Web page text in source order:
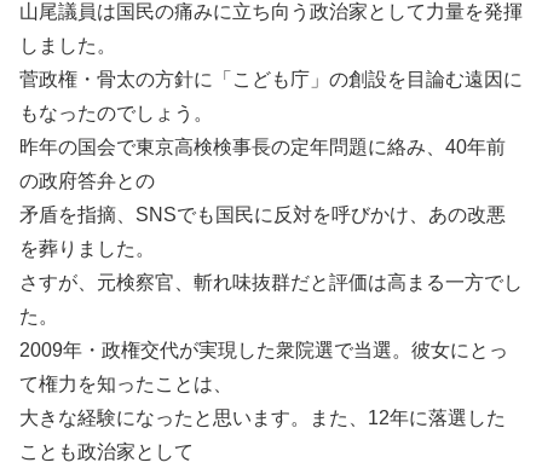
山尾議員は国民の痛みに立ち向う政治家として力量を発揮
しました。
菅政権・骨太の方針に「こども庁」の創設を目論む遠因に
もなったのでしょう。
昨年の国会で東京高検検事長の定年問題に絡み、40年前
の政府答弁との
矛盾を指摘、SNSでも国民に反対を呼びかけ、あの改悪
を葬りました。
さすが、元検察官、斬れ味抜群だと評価は高まる一方でし
た。
2009年・政権交代が実現した衆院選で当選。彼女にとっ
て権力を知ったことは、
大きな経験になったと思います。また、12年に落選した
ことも政治家として